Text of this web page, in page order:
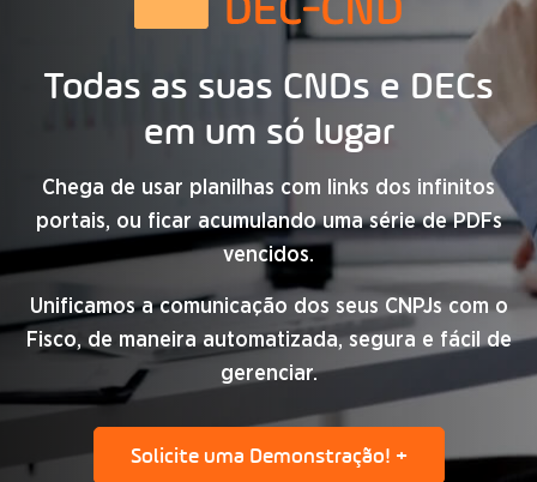
Todas as suas CNDs e DECs
em um só lugar
Chega de usar planilhas com links dos infinitos
portais, ou ficar acumulando uma série de PDFs
vencidos.
Unificamos a comunicação dos seus CNPJs com o
Fisco, de maneira automatizada, segura e fácil de
gerenciar.
Solicite uma Demonstração! +